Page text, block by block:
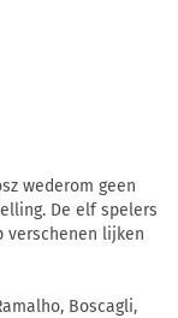
wederom geen
De elf spelers
verschenen lijken
Boscagli,